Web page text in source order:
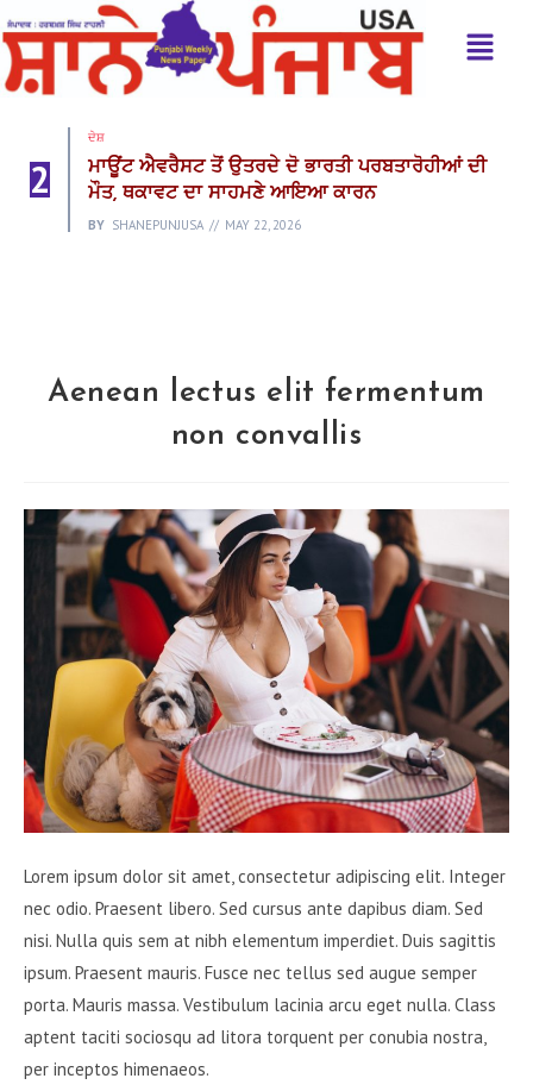
2
ਦੇਸ਼
ਮਾਊਂਟ ਐਵਰੈਸਟ ਤੋਂ ਉਤਰਦੇ ਦੋ ਭਾਰਤੀ ਪਰਬਤਾਰੋਹੀਆਂ ਦੀ
ਮੌਤ, ਥਕਾਵਟ ਦਾ ਸਾਹਮਣੇ ਆਇਆ ਕਾਰਨ
BY SHANEPUNJUSA MAY 22, 2026
Aenean lectus elit fermentum
non convallis
Lorem ipsum dolor sit amet, consectetur adipiscing elit. Integer
nec odio. Praesent libero. Sed cursus ante dapibus diam. Sed
nisi. Nulla quis sem at nibh elementum imperdiet. Duis sagittis
ipsum. Praesent mauris. Fusce nec tellus sed augue semper
porta. Mauris massa. Vestibulum lacinia arcu eget nulla. Class
aptent taciti sociosqu ad litora torquent per conubia nostra,
per inceptos himenaeos.